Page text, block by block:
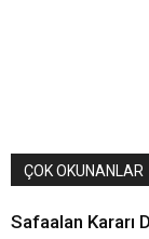
ÇOK OKUNANLAR
Safaalan Kararı